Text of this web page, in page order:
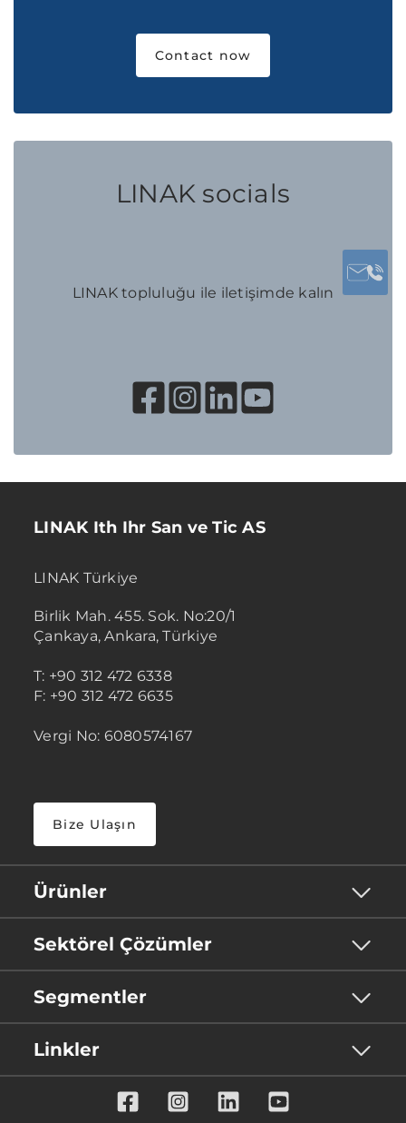
Contact now
LINAK socials
LINAK topluluğu ile iletişimde kalın
LINAK Ith Ihr San ve Tic AS
LINAK Türkiye
Birlik Mah. 455. Sok. No:20/1
Çankaya, Ankara, Türkiye
T: +90 312 472 6338
F: +90 312 472 6635
Vergi No: 6080574167
Bize Ulaşın
Ürünler
Sektörel Çözümler
Segmentler
Linkler